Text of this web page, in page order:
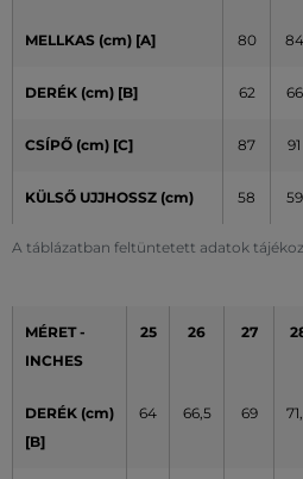
A táblázatban feltüntetett adatok
MELLKAS (cm) [A] 80 84
DERÉK (cm) [B] 62 66
CSÍPŐ (cm) [C] 87 91
KÜLSŐ UJJHOSSZ (cm) 58 59
MÉRET -
INCHES
25 26 27
DERÉK (cm)
[B]
64 66,5 69